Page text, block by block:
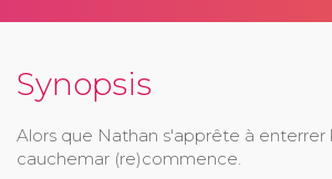
Synopsis
Alors que Nathan s'apprête à enterrer
cauchemar (re)commence.